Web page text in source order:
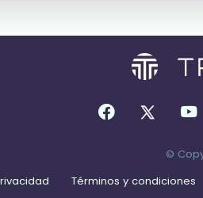
©
Términos y condiciones